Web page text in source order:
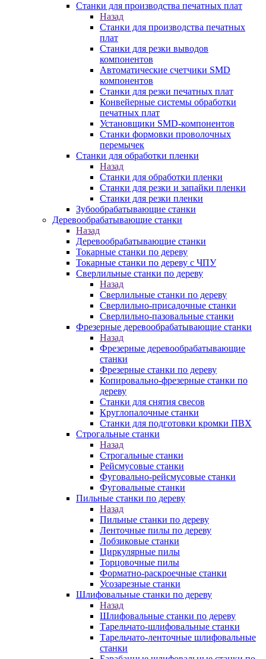
Станки для производства печатных плат
Назад
Станки для производства печатных
плат
Станки для резки выводов
компонентов
Автоматические счетчики SMD
компонентов
Станки для резки печатных плат
Конвейерные системы обработки
печатных плат
Установщики SMD-компонентов
Станки формовки проволочных
перемычек
Станки для обработки пленки
Назад
Станки для обработки пленки
Станки для резки и запайки пленки
Станки для резки пленки
Зубообрабатывающие станки
Деревообрабатывающие станки
Назад
Деревообрабатывающие станки
Токарные станки по дереву
Токарные станки по дереву с ЧПУ
Сверлильные станки по дереву
Назад
Сверлильные станки по дереву
Сверлильно-присадочные станки
Сверлильно-пазовальные станки
Фрезерные деревообрабатывающие станки
Назад
Фрезерные деревообрабатывающие
станки
Фрезерные станки по дереву
Копировально-фрезерные станки по
дереву
Станки для снятия свесов
Круглопалочные станки
Станки для подготовки кромки ПВХ
Строгальные станки
Назад
Строгальные станки
Рейсмусовые станки
Фуговально-рейсмусовые станки
Фуговальные станки
Пильные станки по дереву
Назад
Пильные станки по дереву
Ленточные пилы по дереву
Лобзиковые станки
Циркулярные пилы
Торцовочные пилы
Форматно-раскроечные станки
Усозарезные станки
Шлифовальные станки по дереву
Назад
Шлифовальные станки по дереву
Тарельчато-шлифовальные станки
Тарельчато-ленточные шлифовальные
станки